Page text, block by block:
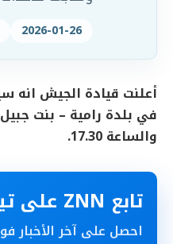
2026-01-26
أعلنت قيادة الجيش انه
والساعة 17.30.
تابع ZNN على تيليغرام
احصل على آخر الأخبار